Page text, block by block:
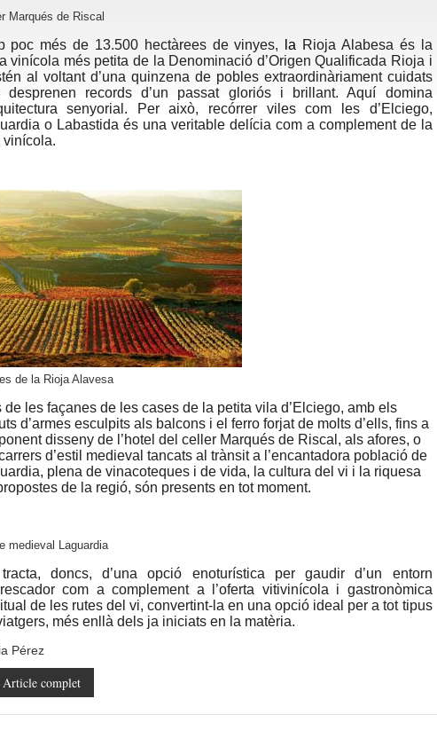
Marqués de Riscal
poc més de 13.500 hectàrees de vinyes, la Rioja Alabesa és la
vinícola més petita de la Denominació d’Origen Qualificada Rioja i
al voltant d’una quinzena de pobles extraordinàriament cuidats
desprenen records d’un passat gloriós i brillant. Aquí domina
senyorial. Per això, recórrer viles com les d’Elciego,
o Labastida és una veritable delícia com a complement de la
vinícola.
de la Rioja Alavesa
de les façanes de les cases de la petita vila d’Elciego, amb els
d’armes esculpits als balcons i el ferro forjat de molts d’ells, fins a
disseny de l’hotel del celler Marqués de Riscal, als afores, o
d’estil medieval tancats al trànsit a l’encantadora població de
plena de vinacoteques i de vida, la cultura del vi i la riquesa
de la regió, són presents en tot moment.
medieval Laguardia
doncs, d’una opció enoturística per gaudir d’un entorn
com a complement a l’oferta vitivinícola i gastronòmica
de les rutes del vi, convertint-la en una opció ideal per a tot tipus
més enllà dels ja iniciats en la matèria.
Pérez
Article complet